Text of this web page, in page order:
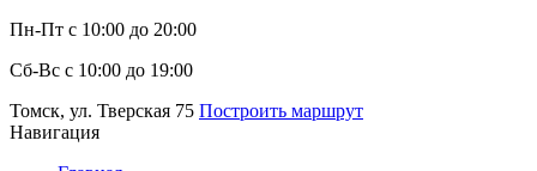
Пн-Пт с 10:00 до 20:00
Сб-Вс с 10:00 до 19:00
Томск, ул. Тверская 75 Построить маршрут
Навигация